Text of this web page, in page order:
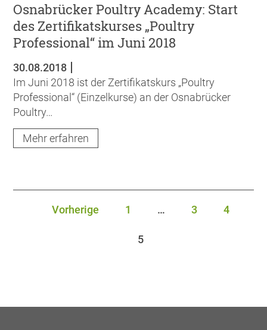
Osnabrücker Poultry Academy: Start
des Zertifikatskurses „Poultry
Professional“ im Juni 2018
30.08.2018
Im Juni 2018 ist der Zertifikatskurs „Poultry
Professional“ (Einzelkurse) an der Osnabrücker
Poultry…
Mehr erfahren
Vorherige 1 … 3 4
5